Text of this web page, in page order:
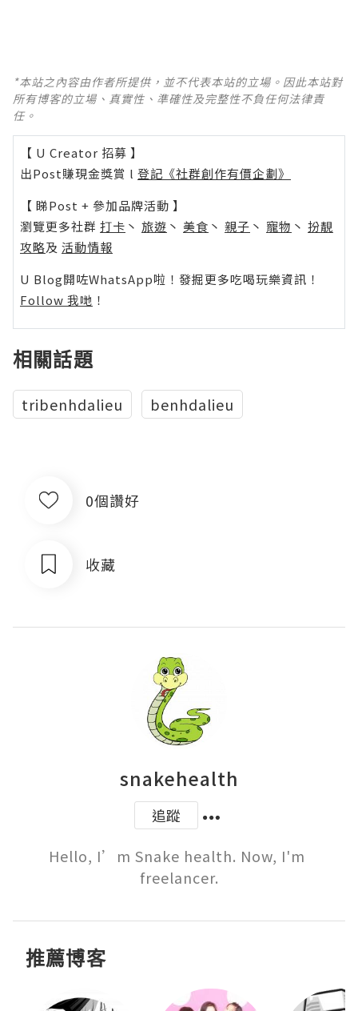
*本站之內容由作者所提供，並不代表本站的立場。因此本站對
所有博客的立場、真實性、準確性及完整性不負任何法律責
任。
【 U Creator 招募 】
出Post賺現金獎賞 l 登記《社群創作有價企劃》
【 睇Post + 參加品牌活動 】
瀏覽更多社群 打卡 丶 旅遊 丶 美食 丶 親子 丶 寵物 丶 扮靚
攻略及 活動情報
U Blog開咗WhatsApp啦！發掘更多吃喝玩樂資訊！
Follow 我哋 ！
相關話題
tribenhdalieu benhdalieu
0個讚好
收藏
snakehealth
追蹤
Hello, I’m Snake health. Now, I'm
freelancer.
推薦博客